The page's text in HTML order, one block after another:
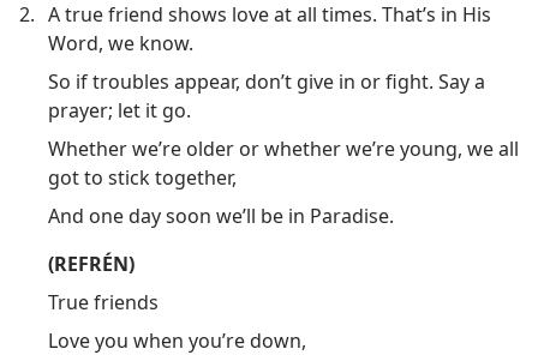
2. A true friend shows love at all times. That’s in His
Word, we know.
So if troubles appear, don’t give in or fight. Say a
prayer; let it go.
Whether we’re older or whether we’re young, we all
got to stick together,
And one day soon we’ll be in Paradise.
(REFRÉN)
True friends
Love you when you’re down,